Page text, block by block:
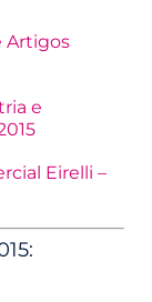
Artigos
e
Eirelli –